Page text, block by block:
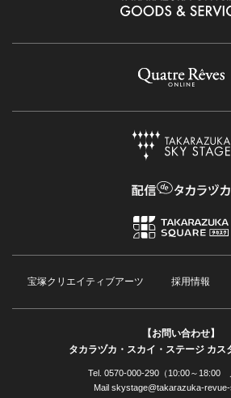
宝塚クリエイティブアーツ 採用情報
【お問い合わせ】
タカラヅカ・スカイ・ステージ カス
Tel. 0570-000-290（10:00～18:00
Mail skystage@takarazuka-